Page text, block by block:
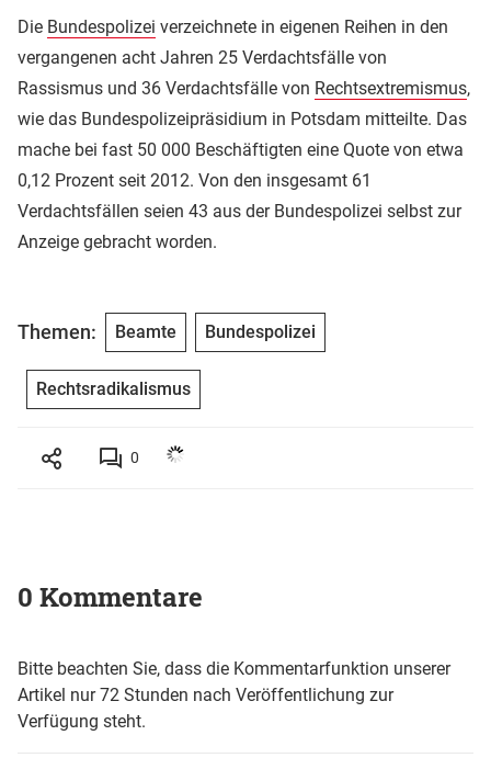
Die Bundespolizei verzeichnete in eigenen Reihen in den
vergangenen acht Jahren 25 Verdachtsfälle von
Rassismus und 36 Verdachtsfälle von Rechtsextremismus,
wie das Bundespolizeipräsidium in Potsdam mitteilte. Das
mache bei fast 50 000 Beschäftigten eine Quote von etwa
0,12 Prozent seit 2012. Von den insgesamt 61
Verdachtsfällen seien 43 aus der Bundespolizei selbst zur
Anzeige gebracht worden.
Themen: Beamte Bundespolizei
Rechtsradikalismus
0
0 Kommentare
Bitte beachten Sie, dass die Kommentarfunktion unserer
Artikel nur 72 Stunden nach Veröffentlichung zur
Verfügung steht.